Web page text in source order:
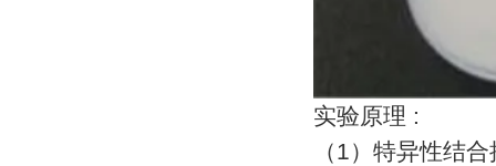
实验原理 :
（1）特异性结